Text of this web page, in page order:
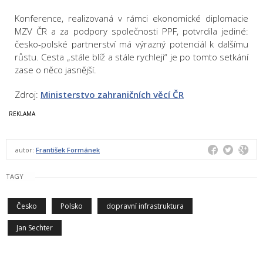
Konference, realizovaná v rámci ekonomické diplomacie
MZV ČR a za podpory společnosti PPF, potvrdila jediné:
česko-polské partnerství má výrazný potenciál k dalšímu
růstu. Cesta „stále blíž a stále rychleji“ je po tomto setkání
zase o něco jasnější.
Zdroj: Ministerstvo zahraničních věcí ČR
autor: František Formánek
TAGY
Česko Polsko dopravní infrastruktura
Jan Sechter